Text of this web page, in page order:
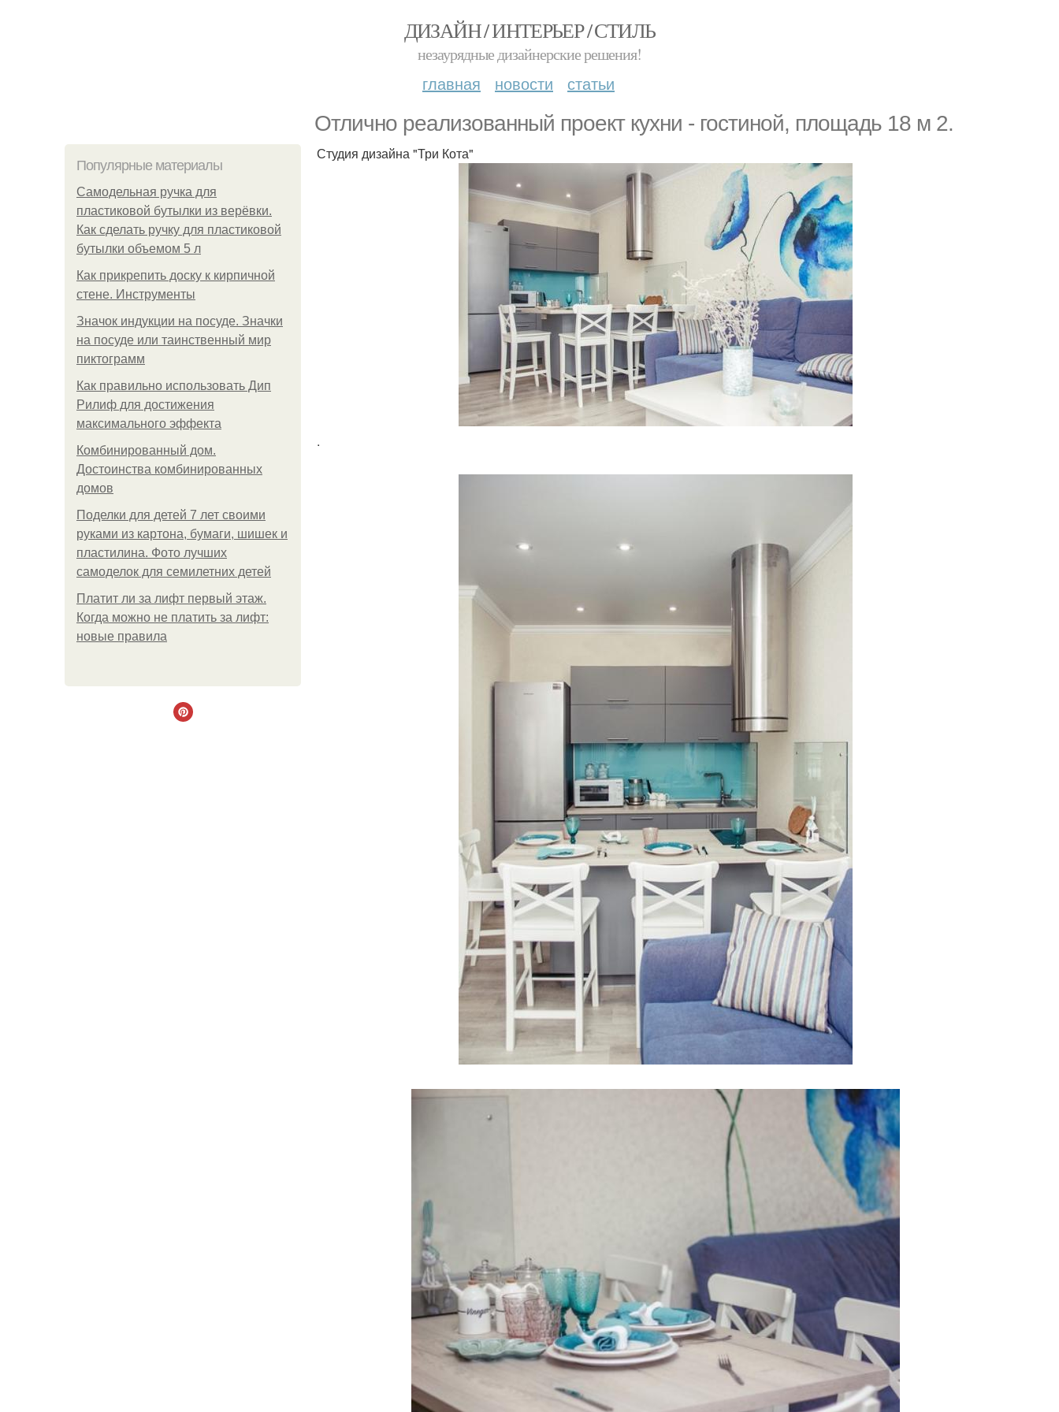
ДИЗАЙН / ИНТЕРЬЕР / СТИЛЬ
незаурядные дизайнерские решения!
главная новости статьи
Отлично реализованный проект кухни - гостиной, площадь 18 м 2.
Популярные материалы
Самодельная ручка для
пластиковой бутылки из верёвки.
Как сделать ручку для пластиковой
бутылки объемом 5 л
Как прикрепить доску к кирпичной
стене. Инструменты
Значок индукции на посуде. Значки
на посуде или таинственный мир
пиктограмм
Как правильно использовать Дип
Рилиф для достижения
максимального эффекта
Комбинированный дом.
Достоинства комбинированных
домов
Поделки для детей 7 лет своими
руками из картона, бумаги, шишек и
пластилина. Фото лучших
самоделок для семилетних детей
Платит ли за лифт первый этаж.
Когда можно не платить за лифт:
новые правила
Студия дизайна "Три Кота"
.